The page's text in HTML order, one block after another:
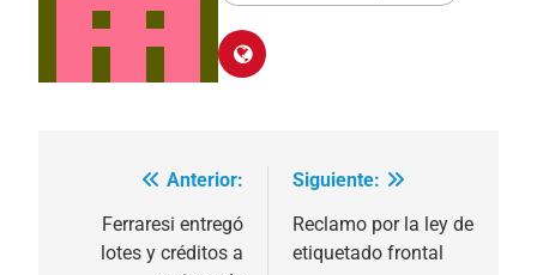
Navegación
Anterior:
Ferraresi entregó
lotes y créditos a
Siguiente:
Reclamo por la ley de
etiquetado frontal